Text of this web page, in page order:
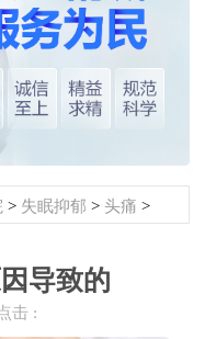
> 失眠抑郁 > 头痛 >
导致的
击 :